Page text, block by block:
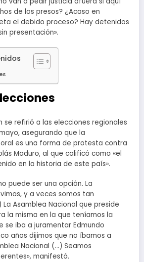
de los presos? ¿Acaso en
el debido proceso? Hay detenidos
presentación».
se refirió a las elecciones regionales
asegurando que la
es una forma de protesta contra
Maduro, al que calificó como «el
en la historia de este país».
puede ser una opción. La
y a veces somos tan
Asamblea Nacional que preside
la misma en la que teníamos la
se iba a juramentar Edmundo
años dijimos que no íbamos a
Nacional (…) Seamos
manifestó.